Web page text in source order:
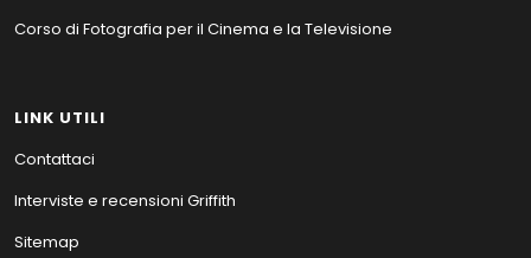
Corso di Fotografia per il Cinema e la Televisione
LINK UTILI
Contattaci
Interviste e recensioni Griffith
Sitemap